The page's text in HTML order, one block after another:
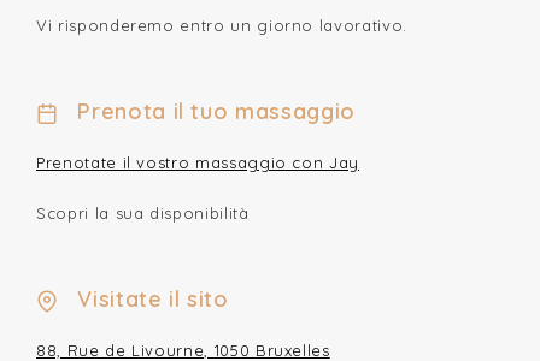
Vi risponderemo entro un giorno lavorativo.
Prenota il tuo massaggio
Prenotate il vostro massaggio con Jay
Scopri la sua disponibilità
Visitate il sito
88, Rue de Livourne, 1050 Bruxelles